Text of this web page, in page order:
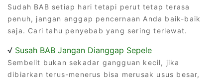
Sudah BAB setiap hari tetapi perut tetap terasa
penuh, jangan anggap pencernaan Anda baik-baik
saja. Cari tahu penyebab yang sering terlewat.
√ Susah BAB Jangan Dianggap Sepele
Sembelit bukan sekadar gangguan kecil, jika
dibiarkan terus-menerus bisa merusak usus besar,